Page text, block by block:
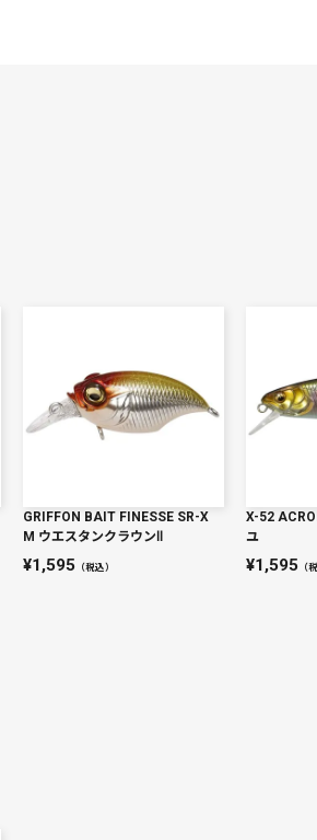
GRIFFON BAIT FINESSE SR-X
M ウエスタンクラウンⅡ
1,595 （税込）
X-52
ユ
1,595（税